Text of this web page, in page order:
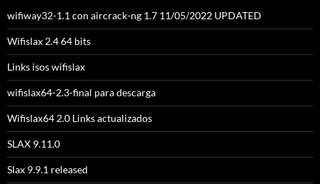
wifiway32-1.1 con aircrack-ng 1.7 11/05/2022 UPDATED
Wifislax 2.4 64 bits
Links isos wifislax
wifislax64-2.3-final para descarga
Wifislax64 2.0 Links actualizados
SLAX 9.11.0
Slax 9.9.1 released